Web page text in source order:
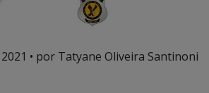
• por Tatyane Oliveira Santinoni